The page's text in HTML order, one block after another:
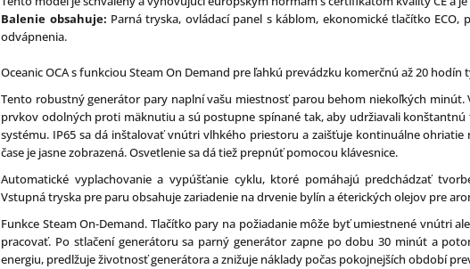
Balenie obsahuje: Parná tryska, ovládací panel s káblom, ekonomické tlačítko
odvápnenia.
Oceanic OCA s funkciou Steam On Demand pre ľahkú prevádzku komerčnú až 20 hodín
Tento robustný generátor pary naplní vašu miestnosť parou behom niekoľkých
prvkov odolných proti mäknutiu a sú postupne spínané tak, aby udržiavali
systému. IP65 sa dá inštalovať vnútri vlhkého priestoru a zaišťuje kontinuálne
čase je jasne zobrazená. Osvetlenie sa dá tiež prepnúť pomocou klávesnice.
Automatické vyplachovanie a vypúšťanie cyklu, ktoré pomáhajú predchádzať
Vstupná tryska pre paru obsahuje zariadenie na drvenie bylín a éterických olejov pre
Funkce Steam On-Demand. Tlačítko pary na požiadanie môže byť umiestnené vnútri
pracovať. Po stlačení generátoru sa parný generátor zapne po dobu 30 minút a
energiu, predlžuje životnosť generátora a znižuje náklady počas pokojnejších období